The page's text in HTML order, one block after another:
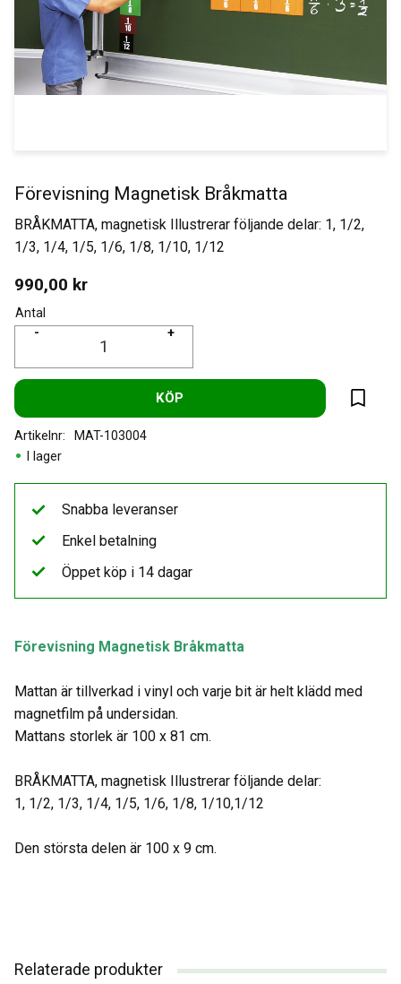
Förevisning Magnetisk Bråkmatta
BRÅKMATTA, magnetisk Illustrerar följande delar: 1, 1/2,
1/3, 1/4, 1/5, 1/6, 1/8, 1/10, 1/12
990,00 kr
Antal
+
-
KÖP
Lägg
I lager
Artikelnr MAT-103004
Förevisning Magnetisk Bråkmatta
Mattan är tillverkad i vinyl och varje bit är helt klädd med
magnetfilm på undersidan.
Mattans storlek är 100 x 81 cm.
BRÅKMATTA, magnetisk Illustrerar följande delar:
1, 1/2, 1/3, 1/4, 1/5, 1/6, 1/8, 1/10,1/12
Den största delen är 100 x 9 cm.
Snabba leveranser
Enkel betalning
Öppet köp i 14 dagar
Relaterade produkter